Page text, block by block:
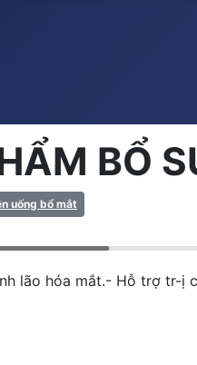
BỔ
uống bổ mắt
lão hóa mắt.- Hỗ trợ tr-ị